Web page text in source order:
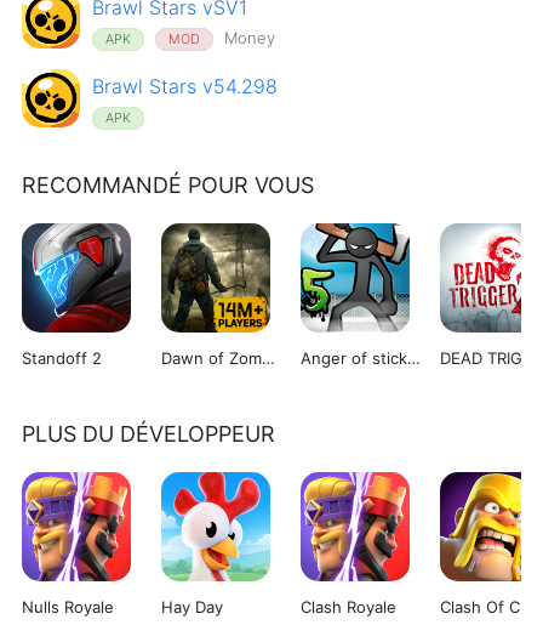
Brawl Stars vSV1
APK MOD Money
Brawl Stars v54.298
APK
RECOMMANDÉ POUR VOUS
Standoff 2 Dawn of Zombies Anger of stick 5 : zombie
PLUS DU DÉVELOPPEUR
Nulls Royale Hay Day Clash Royale Clash Of